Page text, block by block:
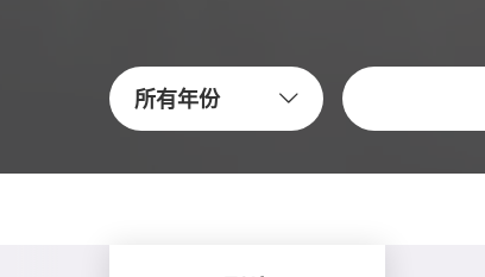
所有年份
關鍵字